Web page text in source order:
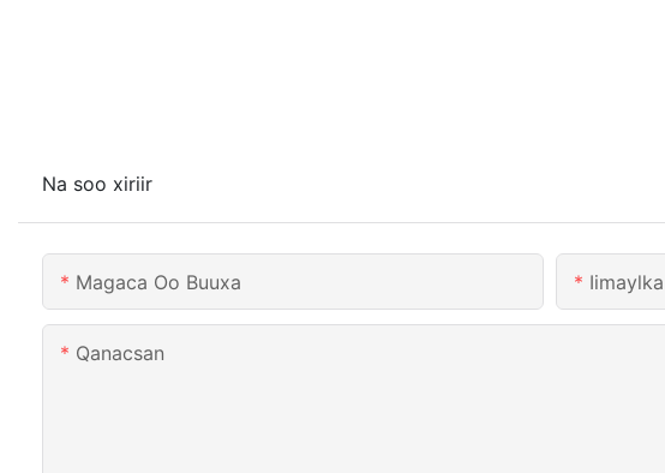
Na soo xiriir
Magaca Oo Buuxa
Qanacsan